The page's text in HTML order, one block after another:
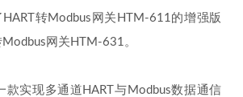
转Modbus网关HTM-611的增强版
网关HTM-631。
款实现多通道HART与Modbus数据通信